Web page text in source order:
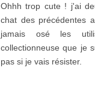
Ohhh trop cute ! j'ai
chat des précédentes
jamais osé les
collectionneuse que je
pas si je vais résister.